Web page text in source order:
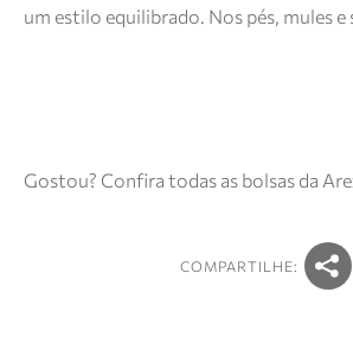
um estilo equilibrado. Nos pés, mules e
Gostou? Confira todas as bolsas da
COMPARTILHE: